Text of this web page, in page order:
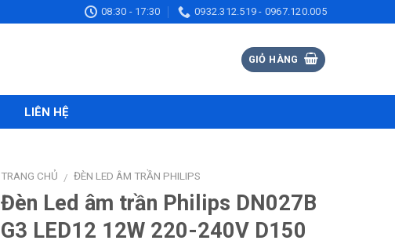
08:30 - 17:30 0932.312.519 - 0967.120.005
GIỎ HÀNG
LIÊN HỆ
TRANG CHỦ / ĐÈN LED ÂM TRẦN PHILIPS
Đèn Led âm trần Philips DN027B
G3 LED12 12W 220-240V D150